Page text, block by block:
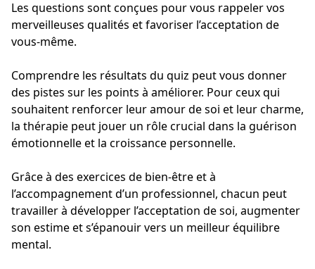
Les questions sont conçues pour vous rappeler vos
merveilleuses qualités et favoriser l’acceptation de
vous-même.
Comprendre les résultats du quiz peut vous donner
des pistes sur les points à améliorer. Pour ceux qui
souhaitent renforcer leur amour de soi et leur charme,
la thérapie peut jouer un rôle crucial dans la guérison
émotionnelle et la croissance personnelle.
Grâce à des exercices de bien-être et à
l’accompagnement d’un professionnel, chacun peut
travailler à développer l’acceptation de soi, augmenter
son estime et s’épanouir vers un meilleur équilibre
mental.